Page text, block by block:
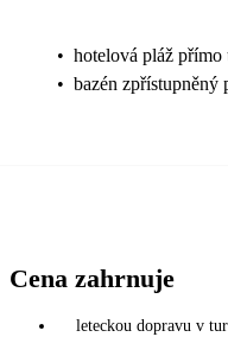
• hotelová pláž přímo
• bazén zpřístupněný
Cena zahrnuje
leteckou dopravu v